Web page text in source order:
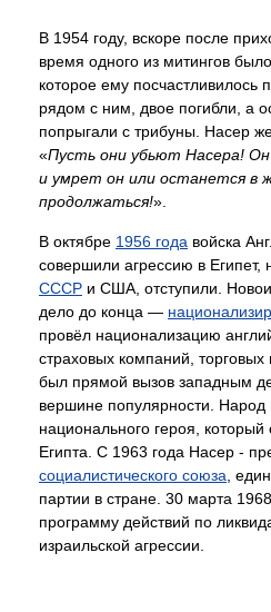
В 1954 году, вскоре после
время одного из митингов
которое ему посчастливилось
рядом с ним, двое погибли, а
попрыгали с трибуны. Насер
«Пусть они убьют Насера! Он
и умрет он или останется в
продолжаться!».
В октябре 1956 года войска
совершили агрессию в Египет,
СССР и США, отступили.
дело до конца —
провёл национализацию
страховых компаний,
был прямой вызов западным
вершине популярности. Народ
национального героя, который
Египта. С 1963 года Насер -
социалистического союза ,
партии в стране. 30 марта
программу действий по
израильской агрессии.